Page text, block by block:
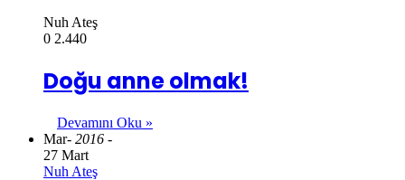
Nuh Ateş
0 2.440
Doğu anne olmak!
Devamını Oku »
Mar- 2016 -
27 Mart
Nuh Ateş